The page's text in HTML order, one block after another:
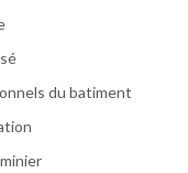
du batiment